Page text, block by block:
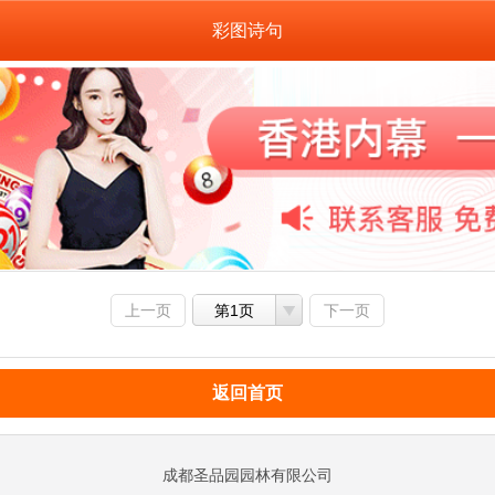
彩图诗句
上一页 第1页 下一页
返回首页
成都圣品园园林有限公司